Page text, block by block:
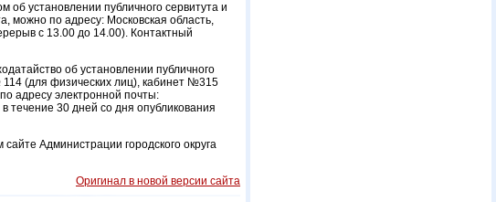
об установлении публичного сервитута и
можно по адресу: Московская область,
с 13.00 до 14.00). Контактный
об установлении публичного
114 (для физических лиц), кабинет №315
адресу электронной почты:
течение 30 дней со дня опубликования
Администрации городского округа
Оригинал в новой версии сайта